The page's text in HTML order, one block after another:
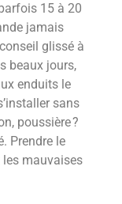
15 à 20
jamais
glissé à
beaux jours,
enduits le
sans
poussière ?
Prendre le
les mauvaises